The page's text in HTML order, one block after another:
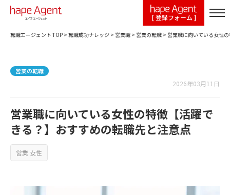
[ 登録フォーム ]
転職エージェント TOP > 転職成功ナレッジ > 営業職 > 営業の転職 > 営業職に向いている女性
営業の転職
2026年03月11日
営業職に向いている女性の特徴【活躍で
きる？】おすすめの転職先と注意点
営業 女性